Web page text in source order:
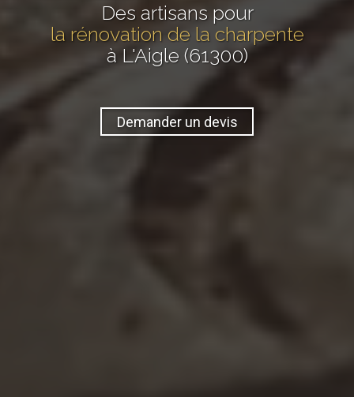
Des artisans pour
la rénovation de la charpente
à L'Aigle (61300)
Demander un devis